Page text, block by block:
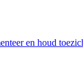
en houd